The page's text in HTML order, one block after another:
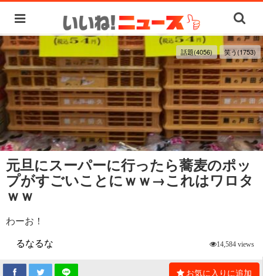
話題(4056) 笑う(1753)
元旦にスーパーに行ったら蕎麦のポッ
プがすごいことにｗｗ→これはワロタ
ｗｗ
わーお！
るなるな
14,584 views
お気に入りに追加